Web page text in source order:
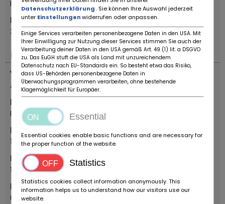
Bovenden
Postcode
37120
Belangrijk
Voertuigtyp
Antieke auto
Merk
Pontiac
Bouwjaar
1981
Eerste registratiejaar
1981
Eerste registratiemaand
6
Datenschutzerklärung. Sie können Ihre Auswahl jederzeit
unter Einstellungenwiderrufen oder anpassen.
Einige Services verarbeiten personenbezogene Daten in den USA. Mit
Ihrer Einwilligung zur Nutzung dieser Services stimmen Sie auch der
Verarbeitung deiner Daten in den USA gemäß Art. 49 (1) lit. a DSGVO
zu. Das EuGH stuft die USA als Land mit unzureichendem
Datenschutz nach EU-Standards ein. So besteht etwa das Risiko,
dass US-Behörden personenbezogene Daten in
Überwachungsprogrammen verarbeiten, ohne bestehende
Klagemöglichkeit für Europäer.
Essential
Essential cookies enable basic functions and are necessary for
the proper function of the website.
Statistics
Statistics cookies collect information anonymously. This
information helps us to understand how our visitors use our
website.